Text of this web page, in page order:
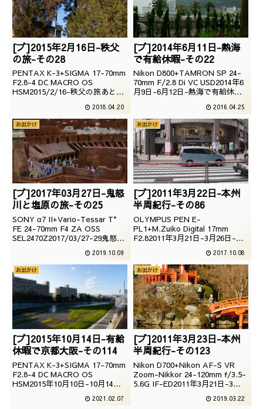
[ブ]2015年2月16日-秩父
の旅-その28
PENTAX K-3+SIGMA 17-70mm
F2.8-4 DC MACRO OS
HSM2015/2/16-秩父の旅あと3
回が一番観光っぽい撮影をしてい
たりします。｜秩父の旅2015｜
2018.04.20
[ブ]2014年6月11日-熱海
で有給休暇-その22
Nikon D800+TAMRON SP 24-
70mm F/2.8 Di VC USD2014年6
月9日-6月12日-熱海で有給休暇
熱海ぶらぶら。<その21｜その23
＞
2016.04.25
お出かけ
[ブ]2017年03月27日-鬼怒
川と塩原の旅-その25
SONY α7 II+Vario-Tessar T*
FE 24-70mm F4 ZA OSS
SEL2470Z2017/03/27-29鬼怒川
モチーフにされているので、観光
客が実に多いですね。そんな発見
もあります。｜鬼怒川と塩原の旅
｜
2019.10.09
お出かけ
[ブ]2011年3月22日-本州
半周紀行-その86
OLYMPUS PEN E-
PL1+M.Zuiko Digital 17mm
F2.82011年3月21日-3月26日-本
86向こうに行けないヨドバシ梅
田を見ながら、22日の分は本日
で終了でございます。<本州半周
紀行＞
2017.10.08
お出かけ
[ブ]2015年10月14日-有給
休暇で京都大阪-その114
PENTAX K-3+SIGMA 17-70mm
F2.8-4 DC MACRO OS
HSM2015年10月10日-10月14日-
2015年10月14日京都は、川がと
2021.02.07
お出かけ
[ブ]2011年3月23日-本州
半周紀行-その123
Nikon D700+Nikon AF-S VR
Zoom-Nikkor 24-120mm f/3.5-
5.6G IF-ED2011年3月21日-3月
日ちょっとセンチではございます
2019.03.22